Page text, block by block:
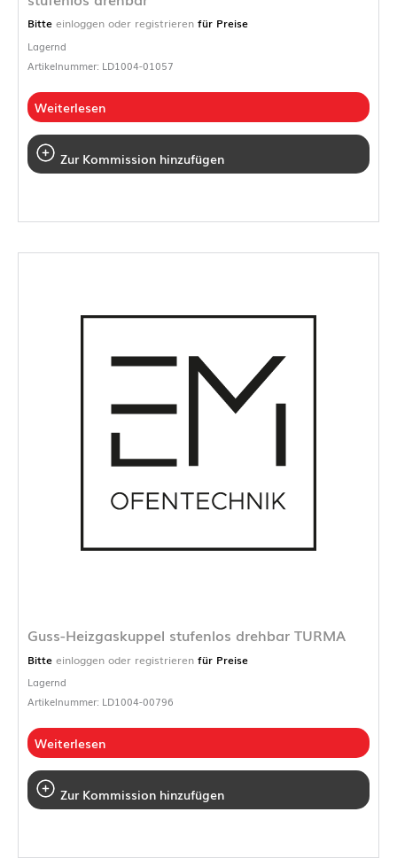
Bitte einloggen oder registrieren für Preise
Lagernd
Artikelnummer: LD1004-01057
Weiterlesen
Zur Kommission hinzufügen
Guss-Heizgaskuppel stufenlos drehbar TURMA
Bitte einloggen oder registrieren für Preise
Lagernd
Artikelnummer: LD1004-00796
Weiterlesen
Zur Kommission hinzufügen